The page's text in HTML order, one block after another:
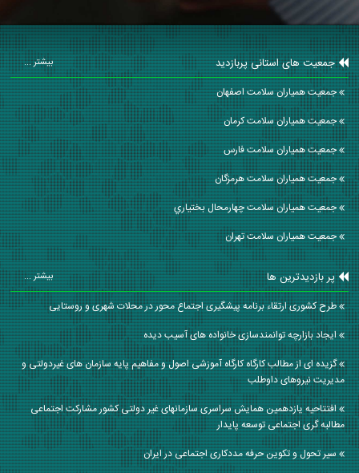
جمعیت های استانی پربازدید بیشتر ...
جمعیت همیاران سلامت اصفهان
جمعیت همیاران سلامت كرمان
جمعیت همیاران سلامت فارس
جمعیت همیاران سلامت هرمزگان
جمعیت همیاران سلامت چهارمحال بختياري
جمعیت همیاران سلامت تهران
پر بازدیدترین ها بیشتر ...
طرح کشوری ارتقاء برنامه پیشگیری اجتماع محور در محلات شهری و روستایی
ایجاد بازارچه توانمندسازی خانواده های آسیب دیده
گزیده ای از مطالب کارگاه کارگاه آموزشی اصول و مفاهیم پایه سازمان های غیردولتی و
مدیریت نیروهای داوطلب
افتتاحیه یازدهمین همایش سراسری سازمانهای غیر دولتی کشور مشارکت اجتماعی
مطالبه گری اجتماعی توسعه پایدار
سیر تحول و تکوین حرفه مددکاری اجتماعی در ایران